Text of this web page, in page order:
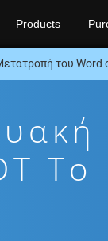
Products
του Word
To